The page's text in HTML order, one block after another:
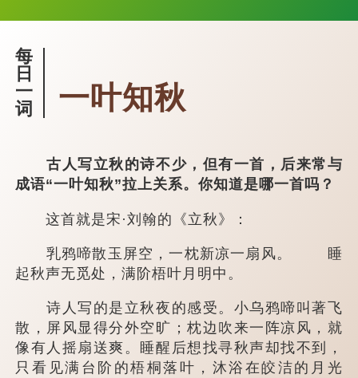
每
日
一
词
一叶知秋
古人写立秋的诗不少，但有一首，后来常与
成语“一叶知秋”拉上关系。你知道是哪一首吗？
这首就是宋·刘翰的《立秋》：
乳鸦啼散玉屏空，一枕新凉一扇风。 睡
起秋声无觅处，满阶梧叶月明中。
诗人写的是立秋夜的感受。小乌鸦啼叫著飞
散，屏风显得分外空旷；枕边吹来一阵凉风，就
像有人摇扇送爽。睡醒后想找寻秋声却找不到，
只看见满台阶的梧桐落叶，沐浴在皎洁的月光